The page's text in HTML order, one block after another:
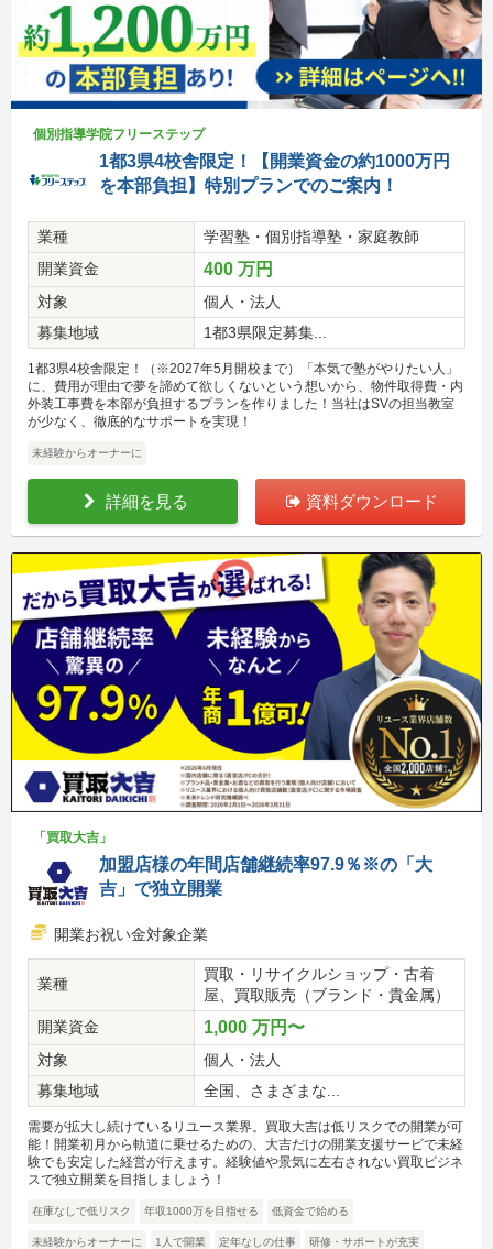
個別指導学院フリーステップ
1都3県4校舎限定！【開業資金の約1000万円
を本部負担】特別プランでのご案内！
業種
学習塾・個別指導塾・家庭教師
開業資金
400 万円
対象
個人・法人
募集地域
1都3県限定募集...
1都3県4校舎限定！（※2027年5月開校まで）「本気で塾がやりたい人」
に、費用が理由で夢を諦めて欲しくないという想いから、物件取得費・内
外装工事費を本部が負担するプランを作りました！当社はSVの担当教室
が少なく、徹底的なサポートを実現！
未経験からオーナーに
詳細を見る 資料ダウンロード
「買取大吉」
加盟店様の年間店舗継続率97.9％※の「大
吉」で独立開業
開業お祝い金対象企業
業種
買取・リサイクルショップ・古着
屋、買取販売（ブランド・貴金属）
開業資金
1,000 万円〜
対象
個人・法人
募集地域
全国、さまざまな...
需要が拡大し続けているリユース業界。買取大吉は低リスクでの開業が可
能！開業初月から軌道に乗せるための、大吉だけの開業支援サービで未経
験でも安定した経営が行えます。経験値や景気に左右されない買取ビジネ
スで独立開業を目指しましょう！
在庫なしで低リスク 年収1000万を目指せる 低資金で始める
未経験からオーナーに 1人で開業 定年なしの仕事 研修・サポートが充実